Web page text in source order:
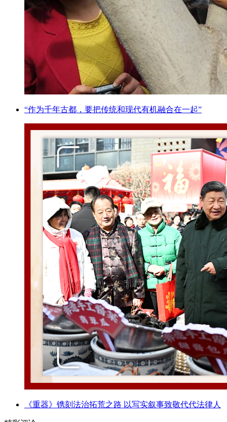
“作为千年古都，要把传统和现代有机融合在一起”
《重器》镌刻法治拓荒之路 以写实叙事致敬代代法律人